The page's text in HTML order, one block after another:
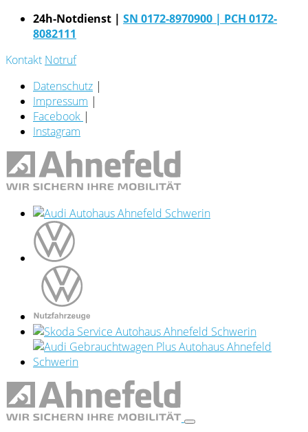
24h-Notdienst | SN 0172-8970900 | PCH 0172-
8082111
Kontakt Notruf
Datenschutz |
Impressum |
Facebook |
Instagram